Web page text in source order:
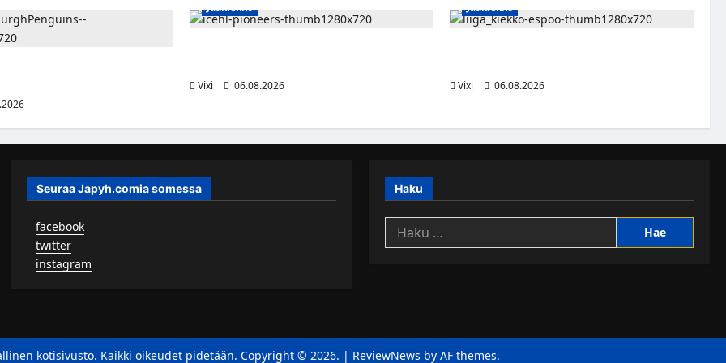
Jääkiekko
Vixi
06.08.2026
Jääkiekko
Vixi
06.08.2026
Seuraa Japyh.comia somessa
▹facebook
▹twitter
instagram
Haku
Haku:
kotisivusto. Kaikki oikeudet pidetään. Copyright © 2026. | ReviewNews by AF themes.